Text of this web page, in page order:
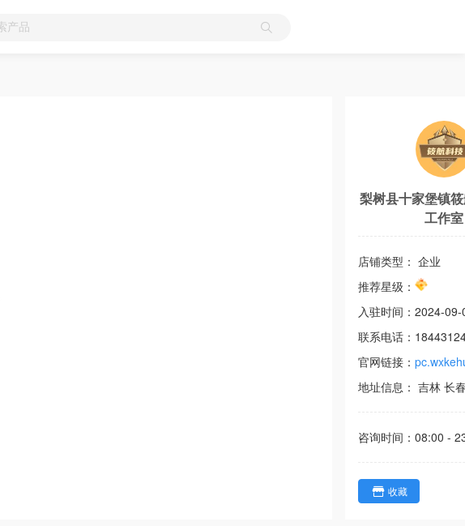
梨树县十家堡镇
工作室
店铺类型： 企业
推荐星级：
入驻时间： 2024-09-
联系电话：
官网链接：
地址信息： 吉林 长
咨询时间： 08:00 -
收藏